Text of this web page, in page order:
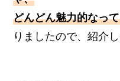
どんどん魅力的なっ
りましたので、紹介し